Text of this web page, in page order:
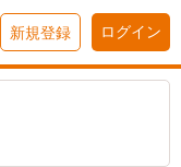
新規登録 ログイン